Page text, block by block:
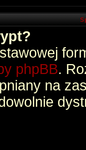
phpBB.
na